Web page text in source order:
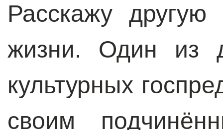
Расскажу
жизни. Один из
культурных
своим